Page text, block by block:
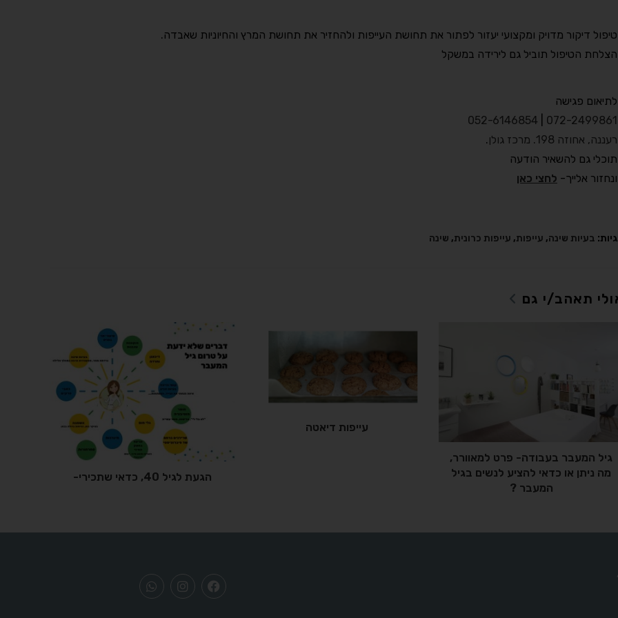
טיפול דיקור מדויק ומקצועי יעזור לפתור את תחושת העייפות ולהחזיר את תחושת המרץ והחיוניות שאבדה.
הצלחת הטיפול תוביל גם לירידה במשקל
לתיאום פגישה
072-2499861
052-6146854
רעננה, אחוזה 198. מרכז גולן
.
תוכלי גם להשאיר הודעה
ונחזור אלייך- לחצי כאן
בעיות שינה, עייפות, עייפות כרונית, שינה
תאהב/י גם
הגעת לגיל 40, כדאי שתכירי-
עייפות דיאטה
גיל המעבר בעבודה- פרט למאוורר,
מה ניתן או כדאי להציע לנשים בגיל
המעבר ?